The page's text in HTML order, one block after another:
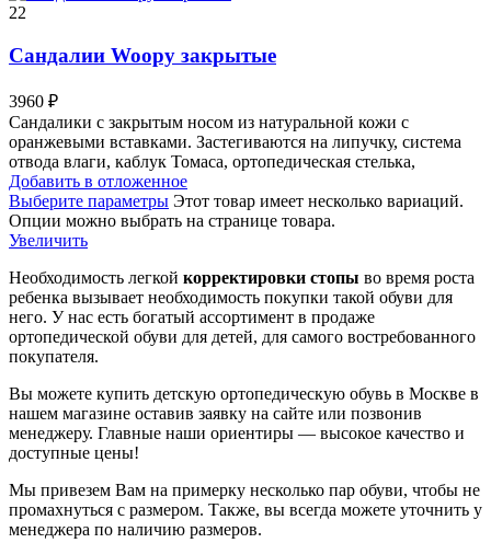
22
Сандалии Woopy закрытые
3960 ₽
Сандалики с закрытым носом из натуральной кожи с
оранжевыми вставками. Застегиваются на липучку, система
отвода влаги, каблук Томаса, ортопедическая стелька,
Добавить в отложенное
Выберите параметры Этот товар имеет несколько вариаций.
Опции можно выбрать на странице товара.
Увеличить
Необходимость легкой корректировки стопы во время роста
ребенка вызывает необходимость покупки такой обуви для
него. У нас есть богатый ассортимент в продаже
ортопедической обуви для детей, для самого востребованного
покупателя.
Вы можете купить детскую ортопедическую обувь в Москве в
нашем магазине оставив заявку на сайте или позвонив
менеджеру. Главные наши ориентиры — высокое качество и
доступные цены!
Мы привезем Вам на примерку несколько пар обуви, чтобы не
промахнуться с размером. Также, вы всегда можете уточнить у
менеджера по наличию размеров.